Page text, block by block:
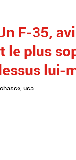
F-35,
le plus
lui-
chasse, usa